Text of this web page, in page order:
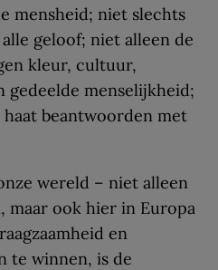
mensheid; niet slechts
geloof; niet alleen de
kleur, cultuur,
gedeelde menselijkheid;
beantwoorden met
wereld – niet alleen
maar ook hier in Europa
en
te winnen, is de